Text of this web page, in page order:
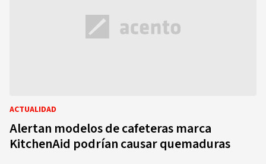
ACTUALIDAD
Alertan modelos de cafeteras marca
KitchenAid podrían causar quemaduras